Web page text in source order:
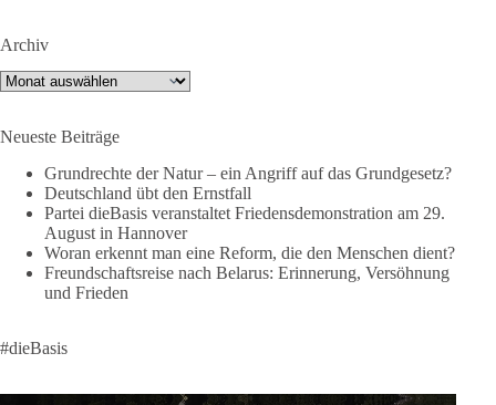
si=2b_C6GgNY9EB-rXw
❤️ Wir freuen uns über deine Unterstützung:
https://diebasis.de/spenden/
#dieBasis #frieden #russandistnichtunserFeind #friedenspartei
377 168
Archiv
Archiv
Neueste Beiträge
Grundrechte der Natur – ein Angriff auf das Grundgesetz?
Deutschland übt den Ernstfall
Partei dieBasis veranstaltet Friedensdemonstration am 29.
August in Hannover
Woran erkennt man eine Reform, die den Menschen dient?
Freundschaftsreise nach Belarus: Erinnerung, Versöhnung
und Frieden
#dieBasis